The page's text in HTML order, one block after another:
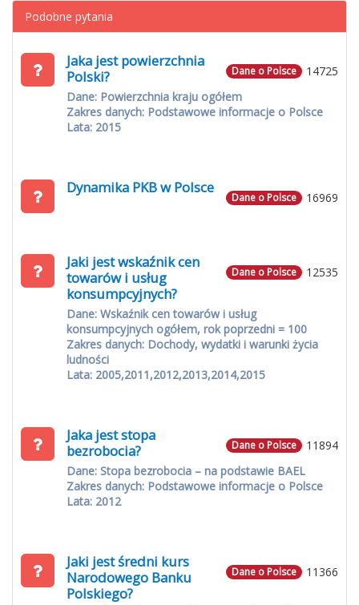
Podobne pytania
14725
Dane o Polsce
Jaka jest powierzchnia
Polski?
Dane: Powierzchnia kraju ogółem
Zakres danych: Podstawowe informacje o Polsce
Lata: 2015
16969
Dane o Polsce
Dynamika PKB w Polsce
12535
Dane o Polsce
Jaki jest wskaźnik cen
towarów i usług
konsumpcyjnych?
Dane: Wskaźnik cen towarów i usług
konsumpcyjnych ogółem, rok poprzedni = 100
Zakres danych: Dochody, wydatki i warunki życia
ludności
Lata: 2005,2011,2012,2013,2014,2015
11894
Dane o Polsce
Jaka jest stopa
bezrobocia?
Dane: Stopa bezrobocia – na podstawie BAEL
Zakres danych: Podstawowe informacje o Polsce
Lata: 2012
11366
Dane o Polsce
Jaki jest średni kurs
Narodowego Banku
Polskiego?